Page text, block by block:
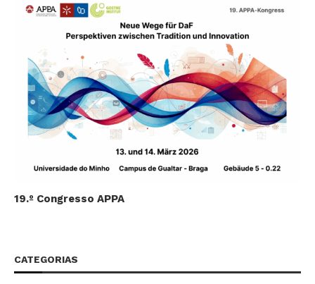
19.º Congresso APPA
CATEGORIAS